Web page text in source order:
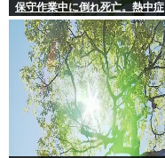
保守作業中に倒れ死亡。熱中症
か